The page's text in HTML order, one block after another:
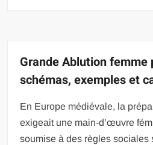
Grande Ablution femme
schémas, exemples et
En Europe médiévale, la
exigeait une main-d’œuvre
soumise à des règles sociales